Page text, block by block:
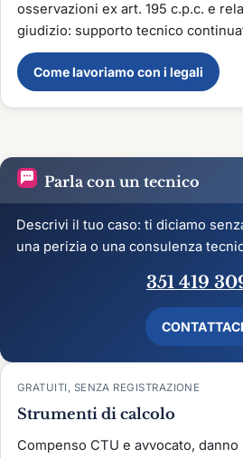
osservazioni ex art. 195 c.p.c. e
giudizio: supporto tecnico
Come lavoriamo con i legali
Parla con un tecnico
Descrivi il tuo caso: ti diciamo
una perizia o una consulenza
351 419
CONTATTACI
GRATUITI, SENZA REGISTRAZIONE
Strumenti di calcolo
Compenso CTU e avvocato,